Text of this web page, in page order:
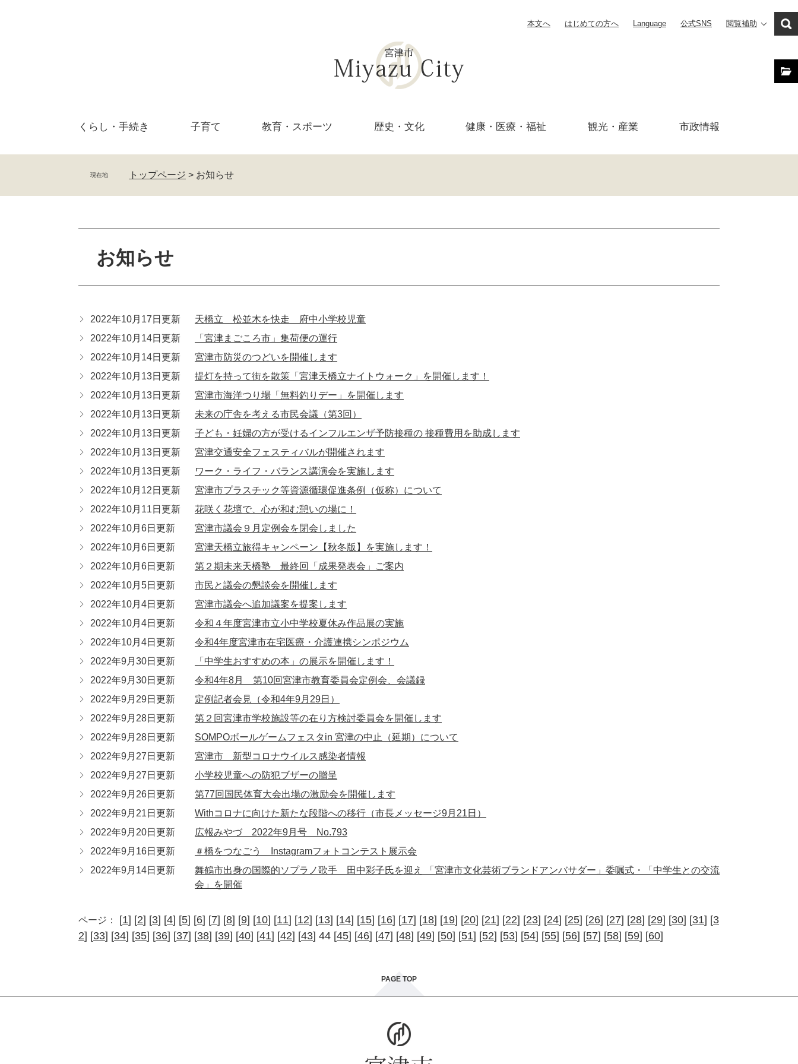
本文へ はじめての方へ Language 公式SNS 閲覧補助
くらし・ 手続き 子育て 教育・ スポーツ 歴史・文化 健康・医療・ 福祉 観光・産業 市政情報
現在地 トップページ > お知らせ
お知らせ
2022年10月17日更新
天橋立 松並木を快走 府中小学校児童
2022年10月14日更新
「宮津まごころ市」集荷便の運行
2022年10月14日更新
宮津市防災のつどいを開催します
2022年10月13日更新
提灯を持って街を散策「宮津天橋立ナイトウォーク」を開催します！
2022年10月13日更新
宮津市海洋つり場「無料釣りデー」を開催します
2022年10月13日更新
未来の庁舎を考える市民会議（第3回）
2022年10月13日更新
子ども・妊婦の方が受けるインフルエンザ予防接種の 接種費用を助成します
2022年10月13日更新
宮津交通安全フェスティバルが開催されます
2022年10月13日更新
ワーク・ライフ・バランス講演会を実施します
2022年10月12日更新
宮津市プラスチック等資源循環促進条例（仮称）について
2022年10月11日更新
花咲く花壇で、心が和む憩いの場に！
2022年10月6日更新
宮津市議会９月定例会を閉会しました
2022年10月6日更新
宮津天橋立旅得キャンペーン【秋冬版】を実施します！
2022年10月6日更新
第２期未来天橋塾 最終回「成果発表会」ご案内
2022年10月5日更新
市民と議会の懇談会を開催します
2022年10月4日更新
宮津市議会へ追加議案を提案します
2022年10月4日更新
令和４年度宮津市立小中学校夏休み作品展の実施
2022年10月4日更新
令和4年度宮津市在宅医療・介護連携シンポジウム
2022年9月30日更新
「中学生おすすめの本」の展示を開催します！
2022年9月30日更新
令和4年8月 第10回宮津市教育委員会定例会、会議録
2022年9月29日更新
定例記者会見（令和4年9月29日）
2022年9月28日更新
第２回宮津市学校施設等の在り方検討委員会を開催します
2022年9月28日更新
SOMPOボールゲームフェスタin 宮津の中止（延期）について
2022年9月27日更新
宮津市 新型コロナウイルス感染者情報
2022年9月27日更新
小学校児童への防犯ブザーの贈呈
2022年9月26日更新
第77回国民体育大会出場の激励会を開催します
2022年9月21日更新
Withコロナに向けた新たな段階への移行（市長メッセージ9月21日）
2022年9月20日更新
広報みやづ 2022年9月号 No.793
2022年9月16日更新
＃橋をつなごう Instagramフォトコンテスト展示会
2022年9月14日更新
舞鶴市出身の国際的ソプラノ歌手 田中彩子氏を迎え 「宮津市文化芸術ブランドアンバサダー」委嘱式・「中学生との交流
会」を開催
ページ： [1] [2] [3] [4] [5] [6] [7] [8] [9] [10] [11] [12] [13] [14] [15] [16] [17] [18] [19] [20] [21] [22] [23] [24] [25] [26] [27] [28] [29] [30] [31] [3
2] [33] [34] [35] [36] [37] [38] [39] [40] [41] [42] [43] 44 [45] [46] [47] [48] [49] [50] [51] [52] [53] [54] [55] [56] [57] [58] [59] [60]
PAGE TOP